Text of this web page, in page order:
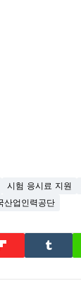
시험 응시료 지원
산업인력공단